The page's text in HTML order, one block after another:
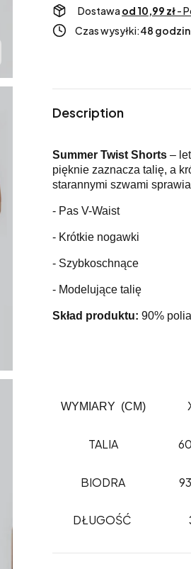
Dostawa od 10,99 zł-
Czas wysyłki:48 godzin
Description
Summer Twist Shorts –
pięknie zaznacza talię, a
starannymi szwami
- Pas V-Waist
- Krótkie nogawki
- Szybkoschnące
- Modelujące talię
Skład produktu: 90%
WYMIARY (CM)
TALIA
BIODRA
DŁUGOŚĆ